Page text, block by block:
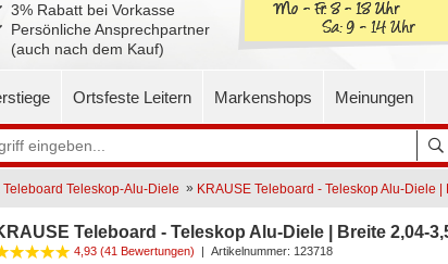
3% Rabatt bei Vorkasse
Persönliche Ansprechpartner
(auch nach dem Kauf)
Ortsfeste Leitern Markenshops Meinungen
Teleboard Teleskop-Alu-Diele » KRAUSE Teleboard - Teleskop Alu-Diele |
Teleboard - Teleskop Alu-Diele | Breite 2,04-
4,93 (41 Bewertungen) | Artikelnummer: 123718